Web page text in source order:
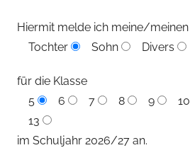
n
L
n
Hiermit melde ich meine/meinen
Tochter
Sohn Divers
für die Klasse
5
6 7 8 9 10
13
im Schuljahr 2026/27 an.